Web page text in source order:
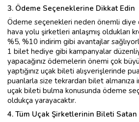
3. Ödeme Seçeneklerine Dikkat Edin
Ödeme seçenekleri neden önemli diye
hava yolu şirketleri anlaşmış oldukları
%5, %10 indirim gibi avantajlar
1 bilet hediye gibi kampanyalar
yapacağınız ödemelerin önemi çok
yaptığınız uçak bileti alışverişlerinde
puanlarla size tekrardan bilet almanıza
uçak bileti bulma konusunda ödeme
oldukça yarayacaktır.
4. Tüm Uçak Şirketlerinin Bileti Satan